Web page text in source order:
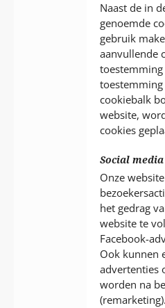
Naast de in
genoemde
gebruik
aanvullende
cookiebalk
website,
cookies
Social media
Onze
het gedrag
website te
Facebook-
Ook kunnen
advertenties
worden na